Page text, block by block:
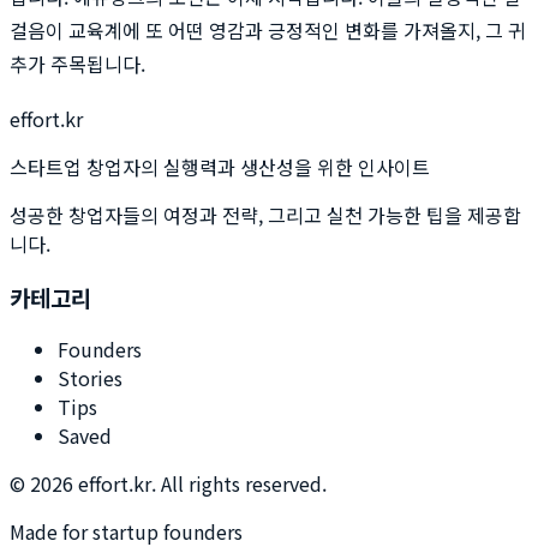
걸음이 교육계에 또 어떤 영감과 긍정적인 변화를 가져올지, 그 귀
추가 주목됩니다.
effort.kr
스타트업 창업자의 실행력과 생산성을 위한 인사이트
성공한 창업자들의 여정과 전략, 그리고 실천 가능한 팁을 제공합
니다.
카테고리
Founders
Stories
Tips
Saved
© 2026effort.kr. All rights reserved.
Made for startup founders